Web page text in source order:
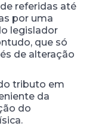
referidas até
por uma
legislador
que só
de alteração
tributo em
da
do